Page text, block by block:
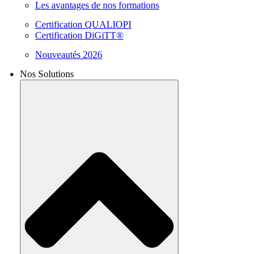
Les avantages de nos formations
Certification QUALIOPI
Certification DiGiTT®
Nouveautés 2026
Nos Solutions